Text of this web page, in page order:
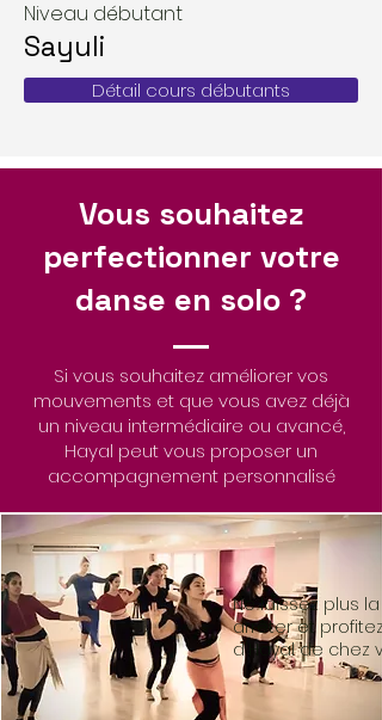
Niveau débutant
Sayuli
Détail cours débutants
Vous souhaitez
perfectionner votre
danse en solo ?
Si vous souhaitez améliorer vos
mouvements et que vous avez déjà
un niveau intermédiaire ou avancé,
Hayal peut vous proposer un
accompagnement personnalisé
Cours Online
Ne laissez plus
arrêter et
d'Hayal de chez